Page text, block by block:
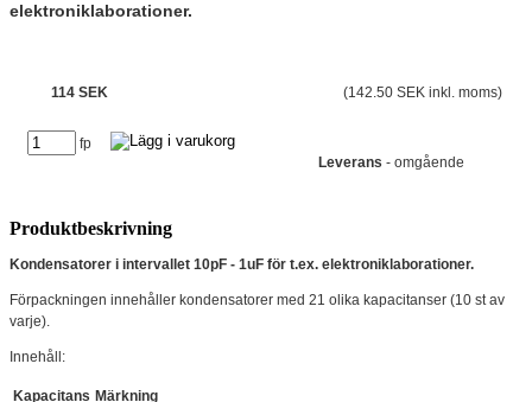
elektroniklaborationer.
114 SEK (142.50 SEK inkl. moms)
fp
Leverans - omgående
Produktbeskrivning
Kondensatorer i intervallet 10pF - 1uF för t.ex. elektroniklaborationer.
Förpackningen innehåller kondensatorer med 21 olika kapacitanser (10 st av
varje).
Innehåll:
Kapacitans Märkning